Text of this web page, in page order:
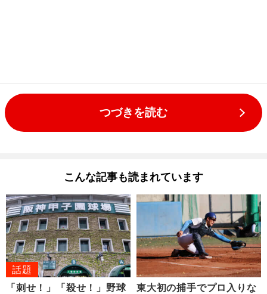
つづきを読む
こんな記事も読まれています
話題
「刺せ！」「殺せ！」野球
東大初の捕手でプロ入りな